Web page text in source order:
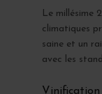
Le millésime
climatiques
saine et un
avec les
Vinification